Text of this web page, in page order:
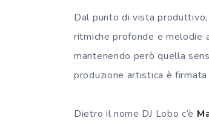
Dal punto di vista
ritmiche profonde e melodie
mantenendo però quella
produzione artistica è firmata
Dietro il nome DJ Lobo c’è